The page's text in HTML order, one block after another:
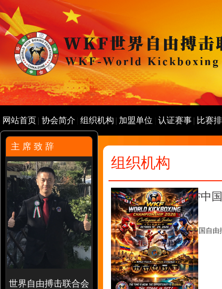
网站首页 协会简介 组织机构 加盟单位 认证赛事 比赛
主 席 致 辞
世界自由搏击联合会
组织机构
WKF中
亚）
WKF中国自由